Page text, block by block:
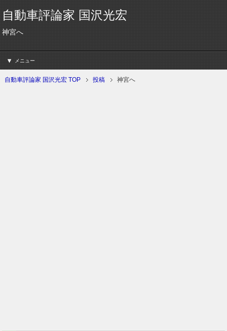
自動車評論家 国沢光宏
神宮へ
メニュー
自動車評論家 国沢光宏 TOP 投稿 神宮へ